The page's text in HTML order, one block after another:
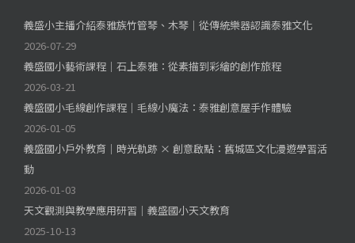
義盛小主播介紹泰雅族竹管琴、木琴｜從傳統樂器認識泰雅文化
2026-07-29
義盛國小藝術課程｜石上泰雅：從素描到彩繪的創作旅程
2026-03-21
義盛國小毛線創作課程｜毛線小魔法：泰雅創意屋手作體驗
2026-01-05
義盛國小戶外教育｜時光軌跡 × 創意啟點：舊城區文化漫遊學習活
動
2026-01-03
天文觀測與教學應用研習｜義盛國小天文教育
2025-10-13